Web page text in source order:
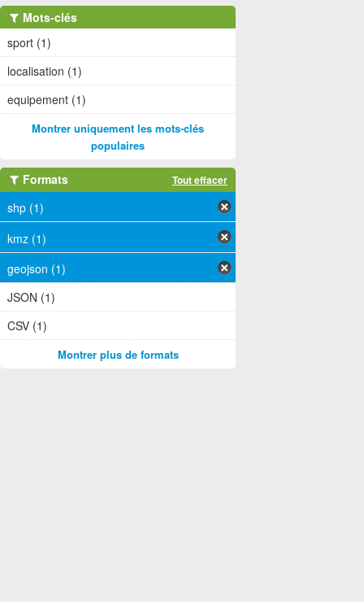
Mots-clés
sport (1)
localisation (1)
equipement (1)
Montrer uniquement les mots-clés
populaires
Formats Tout effacer
shp (1)
kmz (1)
geojson (1)
JSON (1)
CSV (1)
Montrer plus de formats